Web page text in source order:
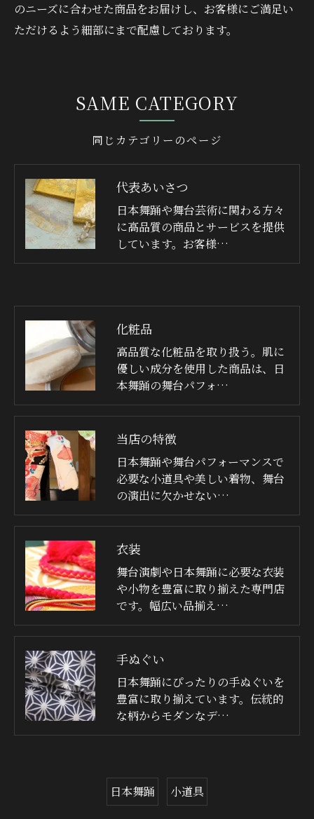
のニーズに合わせた商品をお届けし、お客様にご満足い
ただけるよう細部にまで配慮しております。
同じカテゴリーのページ
SAME CATEGORY
代表あいさつ
日本舞踊や舞台芸術に関わる方々
に高品質の商品とサービスを提供
しています。お客様…
化粧品
高品質な化粧品を取り扱う。肌に
優しい成分を使用した商品は、日
本舞踊の舞台パフォ…
当店の特徴
日本舞踊や舞台パフォーマンスで
必要な小道具や美しい着物、舞台
の演出に欠かせない…
衣装
舞台演劇や日本舞踊に必要な衣装
や小物を豊富に取り揃えた専門店
です。幅広い品揃え…
手ぬぐい
日本舞踊にぴったりの手ぬぐいを
豊富に取り揃えています。伝統的
な柄からモダンなデ…
日本舞踊 小道具